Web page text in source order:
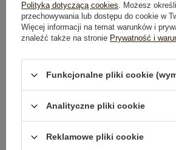
WYSYŁKA I DOSTAWA
ZWROTY I REKLAMACJE
OSTATNIO
Polityką dotyczącą cookies. Możesz
przechowywania lub dostępu do cookie w
Więcej informacji na temat warunków i
znaleźć także na stronie Prywatność i
Funkcjonalne pliki cookie
Analityczne pliki cookie
Reklamowe pliki cookie